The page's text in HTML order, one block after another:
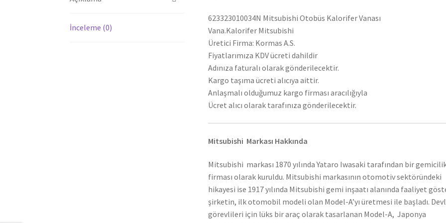
İnceleme (0)
623323010034N Mitsubishi Otobüs Kalorifer Vanası
Vana.Kalorifer Mitsubishi
Üretici Firma: Kormas A.S.
Fiyatlarımıza KDV ücreti dahildir
Adınıza faturalı olarak gönderilecektir.
Kargo taşıma ücreti alıcıya aittir.
Anlaşmalı olduğumuz kargo firması aracılığıyla
Ücret alıcı olarak tarafınıza gönderilecektir.
Mitsubishi Markası Hakkında
Mitsubishi markası 1870 yılında Yataro Iwasaki tarafından bir
firması olarak kuruldu. Mitsubishi markasının otomotiv sektöründeki
hikayesi ise 1917 yılında Mitsubishi gemi inşaatı alanında faaliyet
şirketin, ilk otomobil modeli olan Model-A’yı üretmesi ile başladı.
görevlileri için lüks bir araç olarak tasarlanan Model-A, Japonya